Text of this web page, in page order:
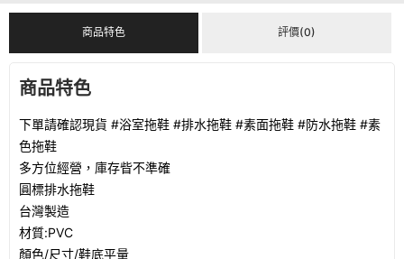
商品特色 評價(0)
商品特色
下單請確認現貨 #浴室拖鞋 #排水拖鞋 #素面拖鞋 #防水拖鞋 #素
色拖鞋
多方位經營，庫存㫮不準確
圓標排水拖鞋
台灣製造
材質:PVC
顏色/尺寸/鞋底平量